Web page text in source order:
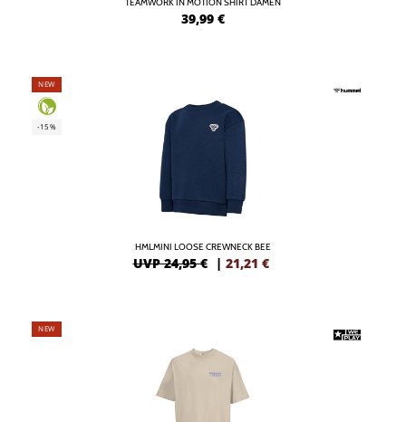
39,99 €
NEW
-15%
HMLMINI LOOSE CREWNECK BEE
UVP 24,95 € | 21,21 €
NEW